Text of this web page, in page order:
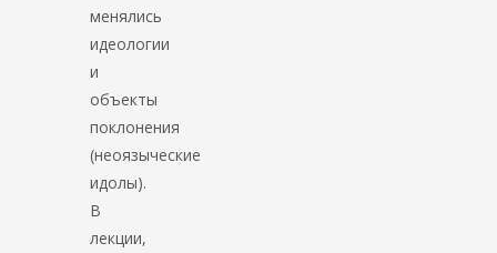
менялись
идеологии
и
объекты
поклонения
(неоязыческие
идолы).
В
лекции,